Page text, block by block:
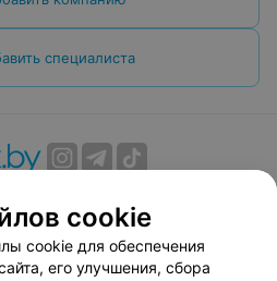
специалиста
договор
Способы оплаты
по использованию сервиса
«Афиша»
cookie
cookie для обеспечения
его улучшения, сбора